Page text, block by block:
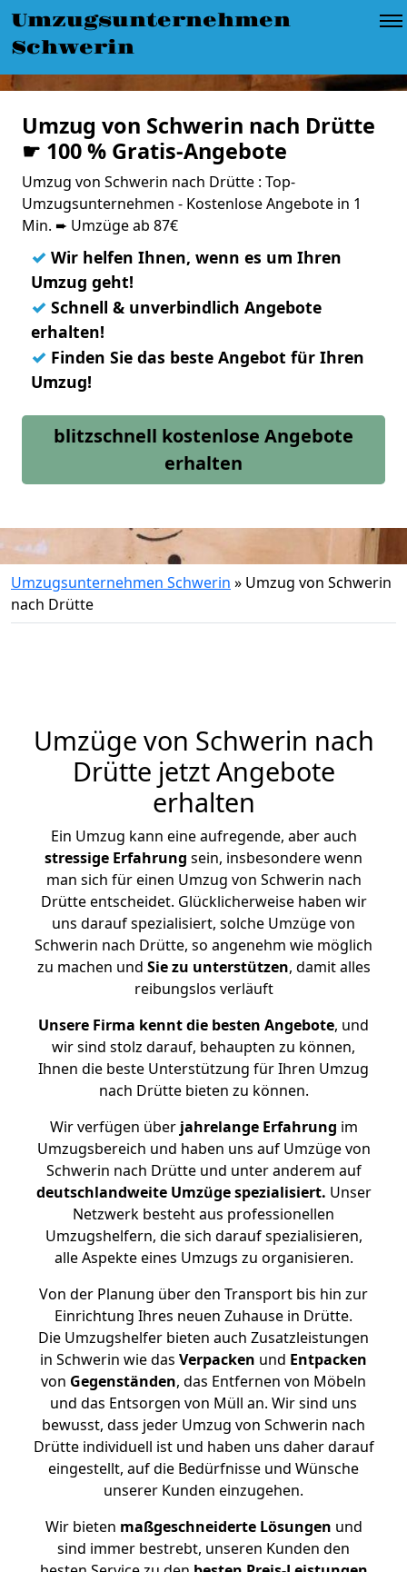
Umzugsunternehmen
Schwerin
Umzug von Schwerin nach Drütte
☛ 100 % Gratis-Angebote
Umzug von Schwerin nach Drütte : Top-
Umzugsunternehmen - Kostenlose Angebote in 1
Min. ➨ Umzüge ab 87€
✓ Wir helfen Ihnen, wenn es um Ihren
Umzug geht!
✓ Schnell & unverbindlich Angebote
erhalten!
✓ Finden Sie das beste Angebot für Ihren
Umzug!
blitzschnell kostenlose Angebote
erhalten
Umzugsunternehmen Schwerin » Umzug von Schwerin
nach Drütte
Umzüge von Schwerin nach
Drütte jetzt Angebote
erhalten
Ein Umzug kann eine aufregende, aber auch
stressige Erfahrung sein, insbesondere wenn
man sich für einen Umzug von Schwerin nach
Drütte entscheidet. Glücklicherweise haben wir
uns darauf spezialisiert, solche Umzüge von
Schwerin nach Drütte, so angenehm wie möglich
zu machen und Sie zu unterstützen, damit alles
reibungslos verläuft
Unsere Firma kennt die besten Angebote, und
wir sind stolz darauf, behaupten zu können,
Ihnen die beste Unterstützung für Ihren Umzug
nach Drütte bieten zu können.
Wir verfügen überjahrelange Erfahrung im
Umzugsbereich und haben uns auf Umzüge von
Schwerin nach Drütte und unter anderem auf
deutschlandweite Umzüge spezialisiert. Unser
Netzwerk besteht aus professionellen
Umzugshelfern, die sich darauf spezialisieren,
alle Aspekte eines Umzugs zu organisieren.
Von der Planung über den Transport bis hin zur
Einrichtung Ihres neuen Zuhause in Drütte.
Die Umzugshelfer bieten auch Zusatzleistungen
in Schwerin wie das Verpacken und Entpacken
von Gegenständen, das Entfernen von Möbeln
und das Entsorgen von Müll an. Wir sind uns
bewusst, dass jeder Umzug von Schwerin nach
Drütte individuell ist und haben uns daher darauf
eingestellt, auf die Bedürfnisse und Wünsche
unserer Kunden einzugehen.
Wir bieten maßgeschneiderte Lösungen und
sind immer bestrebt, unseren Kunden den